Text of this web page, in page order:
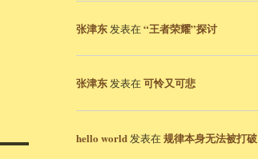
张津东发表在“王者荣耀”探讨
张津东发表在可怜又可悲
hello world发表在规律本身无法被打破